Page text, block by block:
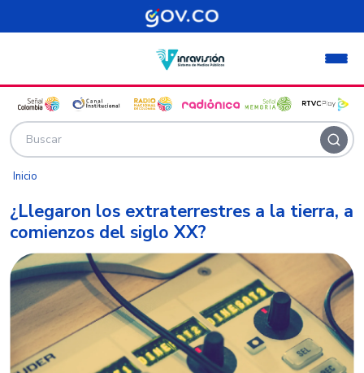
Pasar al contenido principal
Inicio
¿Llegaron los extraterrestres a la tierra, a
comienzos del siglo XX?